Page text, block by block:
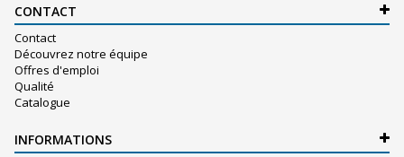
CONTACT
Contact
Découvrez notre équipe
Offres d'emploi
Qualité
Catalogue
INFORMATIONS